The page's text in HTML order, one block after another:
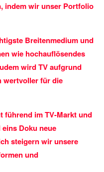
indem wir unser Portfolio
Breitenmedium und
wie hochauflösendes
wird TV aufgrund
wertvoller für die
führend im TV-Markt und
Doku neue
steigern wir unsere
und